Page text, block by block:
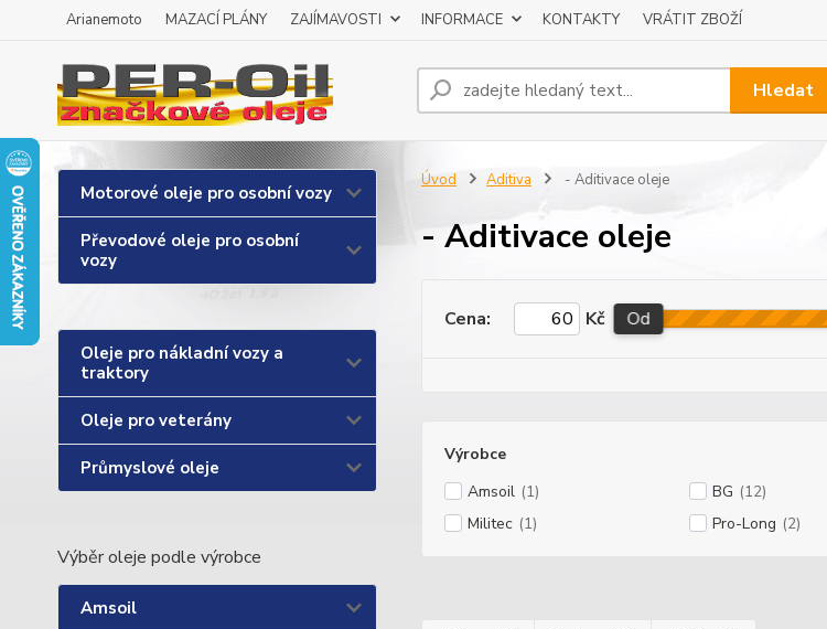
Arianemoto MAZACÍ PLÁNY ZAJÍMAVOSTI INFORMACE KONTAKTY VRÁTIT ZBOŽÍ
Hledat
Motorové oleje pro osobní vozy
Převodové oleje pro osobní
vozy
Oleje pro nákladní vozy a
traktory
Oleje pro veterány
Průmyslové oleje
Výběr oleje podle výrobce
Amsoil
Úvod Aditiva - Aditivace oleje
- Aditivace oleje
Cena: Kč Od
Výrobce
Amsoil (1) BG (12)
Militec (1) Pro-Long (2)